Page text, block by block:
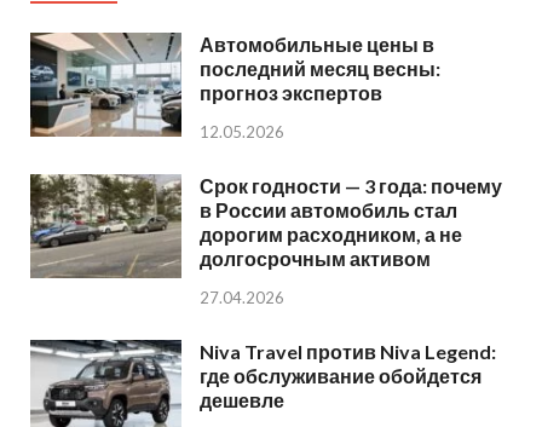
Автомобильные цены в
последний месяц весны:
прогноз экспертов
12.05.2026
Срок годности — 3 года: почему
в России автомобиль стал
дорогим расходником, а не
долгосрочным активом
27.04.2026
Niva Travel против Niva Legend:
где обслуживание обойдется
дешевле